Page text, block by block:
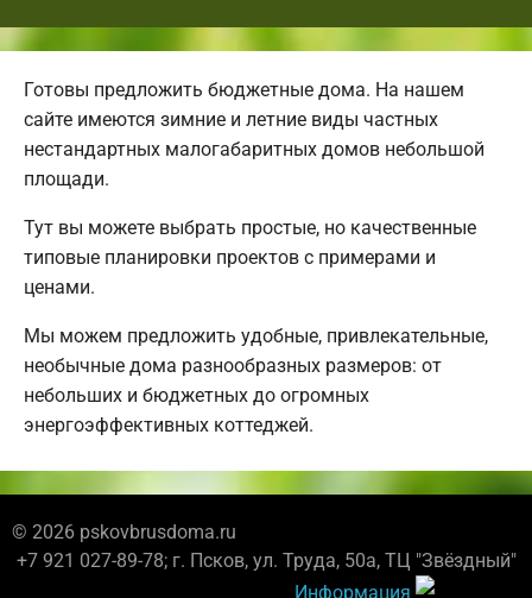
Готовы предложить бюджетные дома. На нашем
сайте имеются зимние и летние виды частных
нестандартных малогабаритных домов небольшой
площади.
Тут вы можете выбрать простые, но качественные
типовые планировки проектов с примерами и
ценами.
Мы можем предложить удобные, привлекательные,
необычные дома разнообразных размеров: от
небольших и бюджетных до огромных
энергоэффективных коттеджей.
© 2026 pskovbrusdoma.ru
+7 921 027-89-78; г. Псков, ул. Труда, 50а, ТЦ "Звёздный"
Информация